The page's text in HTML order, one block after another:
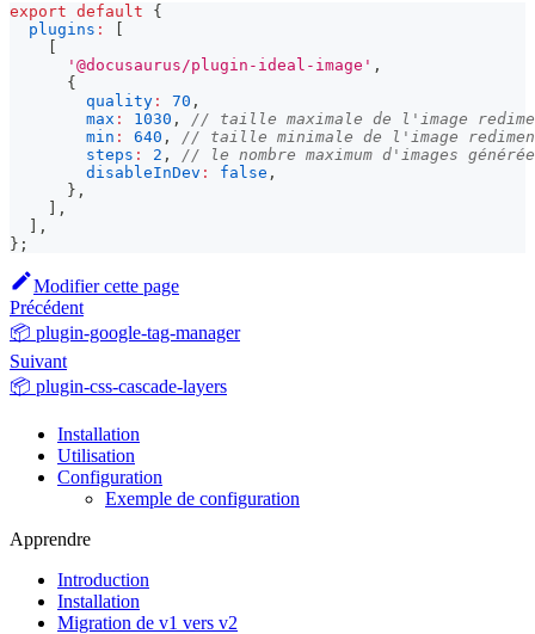
export default
{
plugins :
[
[
'@docusaurus/plugin-ideal-image' ,
{
quality : 70 ,
max : 1030 ,
// taille maximale de l'image
min : 640 ,
// taille minimale de l'image
steps : 2 ,
// le nombre maximum d'images
disableInDev : false ,
} ,
] ,
] ,
} ;
Modifier cette page
Précédent
📦 plugin-google-tag-manager
Suivant
📦 plugin-css-cascade-layers
Installation
Utilisation
Configuration
Exemple de configuration
Apprendre
Introduction
Installation
Migration de v1 vers v2